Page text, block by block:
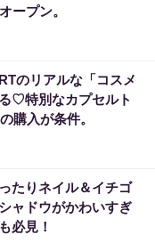
ープン。
のリアルな「コスメ
♡特別なカプセルト
購入が条件。
たりネイル＆イチゴ
ャドウがかわいすぎ
必見！